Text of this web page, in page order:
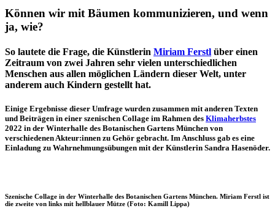
Können wir mit Bäumen kommunizieren, und wenn
ja, wie?
So lautete die Frage, die Künstlerin Miriam Ferstl über einen
Zeitraum von zwei Jahren sehr vielen unterschiedlichen
Menschen aus allen möglichen Ländern dieser Welt, unter
anderem auch Kindern gestellt hat.
Einige Ergebnisse dieser Umfrage wurden zusammen mit anderen Texten
und Beiträgen in einer szenischen Collage im Rahmen des Klimaherbstes
2022 in der Winterhalle des Botanischen Gartens München von
verschiedenen Akteur:innen zu Gehör gebracht. Im Anschluss gab es eine
Einladung zu Wahrnehmungsübungen mit der Künstlerin Sandra Hasenöder.
Szenische Collage in der Winterhalle des Botanischen Gartens München. Miriam Ferstl ist
die zweite von links mit hellblauer Mütze (Foto: Kamill Lippa)